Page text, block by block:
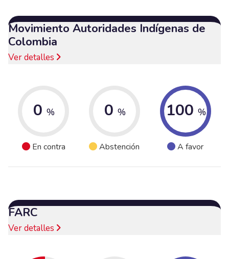
Movimiento Autoridades Indígenas de
Colombia
Ver detalles
0 %
En contra
0 %
Abstención
100 %
A favor
FARC
Ver detalles